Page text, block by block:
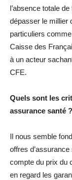
l’absence totale
dépasser le millier
particuliers
Caisse des
à un acteur
CFE.
Quels sont les
assurance santé ?
Il nous semble
offres
compte du prix du
en regard les